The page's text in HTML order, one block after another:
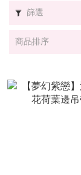
篩選
商品排序